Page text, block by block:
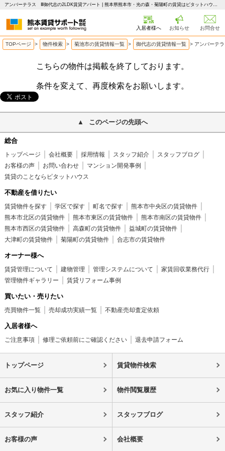
アンバーテラス Ⅲ御代志の2LDK賃貸アパート | 熊本県熊本市・光の森・菊陽町の賃貸はピタットハウス 熊本賃貸サポート
入居者様へ お知らせ お問合せ
TOPページ > 物件検索 > 菊池市の賃貸情報一覧 > 御代志の賃貸情報一覧 > アンバーテ
こちらの物件は掲載を終了しております。
条件を変えて、再度検索をお願いします。
このページの先頭へ
総合
トップページ 会社概要 採用情報 スタッフ紹介
スタッフブログ
お客様の声
お問い合わせ
マンション開発事例
賃貸のことならピタットハウス
不動産を借りたい
賃貸物件を探す 学区で探す 町名で探す
熊本市中央区の賃貸物件
熊本市北区の賃貸物件
熊本市東区の賃貸物件
熊本市南区の賃貸物件
熊本市西区の賃貸物件
高森町の賃貸物件
益城町の賃貸物件
大津町の賃貸物件
菊陽町の賃貸物件 合志市の賃貸物件
オーナー様へ
賃貸管理について 建物管理 管理システムについて
家賃回収業務代行
管理物件ギャラリー
賃貸リフォーム事例
買いたい・売りたい
売買物件一覧 売却成功実績一覧 不動産売却査定依頼
入居者様へ
ご注意事項 修理ご依頼前にご確認ください 退去申請フォーム
トップページ 賃貸物件検索
お気に入り物件一覧 物件閲覧履歴
スタッフ紹介 スタッフブログ
お客様の声 会社概要